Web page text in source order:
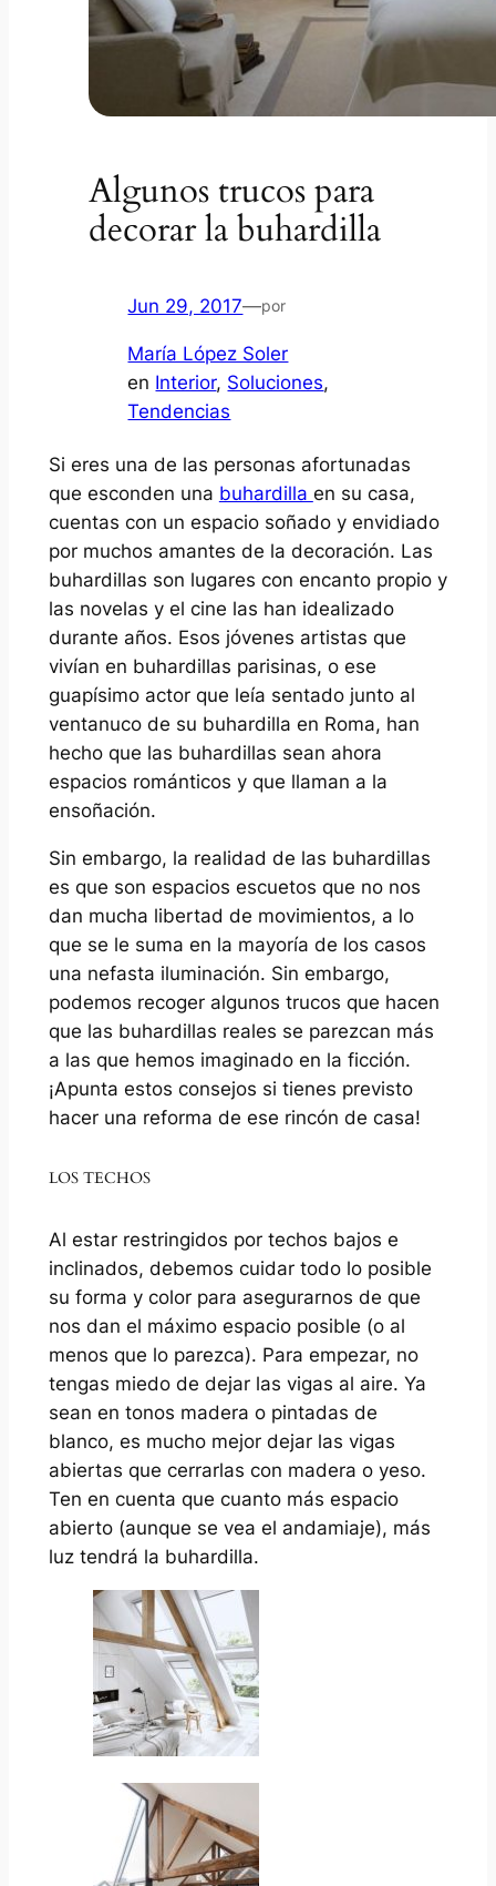
Algunos trucos para
decorar la buhardilla
Jun 29, 2017—por
María López Soler
en Interior, Soluciones
Tendencias
Si eres una de las personas afortunadas
que esconden una buhardilla en su casa,
cuentas con un espacio soñado y envidiado
por muchos amantes de la decoración. Las
buhardillas son lugares con encanto propio y
las novelas y el cine las han idealizado
durante años. Esos jóvenes artistas que
vivían en buhardillas parisinas, o ese
guapísimo actor que leía sentado junto al
ventanuco de su buhardilla en Roma, han
hecho que las buhardillas sean ahora
espacios románticos y que llaman a la
ensoñación.
Sin embargo, la realidad de las buhardillas
es que son espacios escuetos que no nos
dan mucha libertad de movimientos, a lo
que se le suma en la mayoría de los casos
una nefasta iluminación. Sin embargo,
podemos recoger algunos trucos que hacen
que las buhardillas reales se parezcan más
a las que hemos imaginado en la ficción.
¡Apunta estos consejos si tienes previsto
hacer una reforma de ese rincón de casa!
LOS TECHOS
Al estar restringidos por techos bajos e
inclinados, debemos cuidar todo lo posible
su forma y color para asegurarnos de que
nos dan el máximo espacio posible (o al
menos que lo parezca). Para empezar, no
tengas miedo de dejar las vigas al aire. Ya
sean en tonos madera o pintadas de
blanco, es mucho mejor dejar las vigas
abiertas que cerrarlas con madera o yeso.
Ten en cuenta que cuanto más espacio
abierto (aunque se vea el andamiaje), más
luz tendrá la buhardilla.